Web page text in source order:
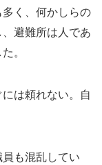
く、何かしらの
避難所は人であ
。
は頼れない。自
も混乱してい